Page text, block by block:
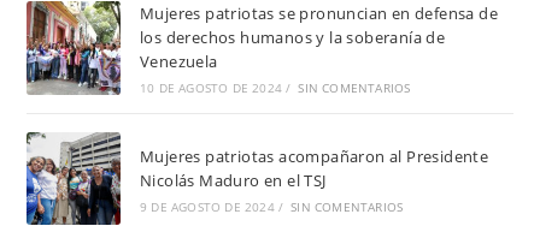
Mujeres patriotas se pronuncian en defensa de
los derechos humanos y la soberanía de
Venezuela
10 DE AGOSTO DE 2024 / SIN COMENTARIOS
Mujeres patriotas acompañaron al Presidente
Nicolás Maduro en el TSJ
9 DE AGOSTO DE 2024 / SIN COMENTARIOS